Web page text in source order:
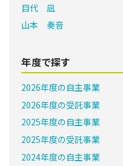
目代 凪
山本 奏音
年度で探す
2026年度の自主事業
2026年度の受託事業
2025年度の自主事業
2025年度の受託事業
2024年度の自主事業